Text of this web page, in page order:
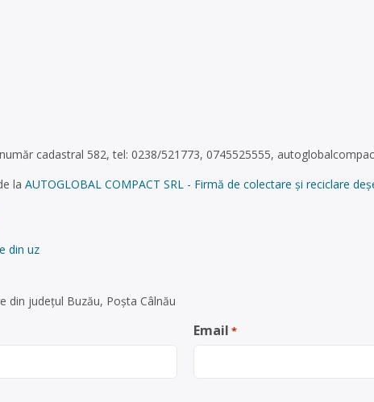
cadastral 582, tel: 0238/521773, 0745525555,
la AUTOGLOBAL COMPACT SRL - Firmă de colectare și reciclare
din uz
din județul Buzău, Poșta Câlnău
Email *